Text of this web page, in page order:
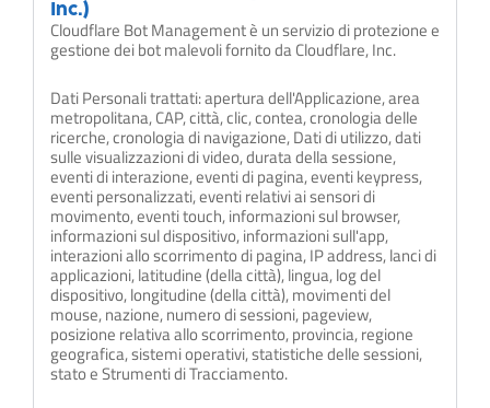
Inc.)
Cloudflare Bot Management è un servizio di protezione e
gestione dei bot malevoli fornito da Cloudflare, Inc.
Dati Personali trattati: apertura dell'Applicazione, area
metropolitana, CAP, città, clic, contea, cronologia delle
ricerche, cronologia di navigazione, Dati di utilizzo, dati
sulle visualizzazioni di video, durata della sessione,
eventi di interazione, eventi di pagina, eventi keypress,
eventi personalizzati, eventi relativi ai sensori di
movimento, eventi touch, informazioni sul browser,
informazioni sul dispositivo, informazioni sull'app,
interazioni allo scorrimento di pagina, IP address, lanci di
applicazioni, latitudine (della città), lingua, log del
dispositivo, longitudine (della città), movimenti del
mouse, nazione, numero di sessioni, pageview,
posizione relativa allo scorrimento, provincia, regione
geografica, sistemi operativi, statistiche delle sessioni,
stato e Strumenti di Tracciamento.